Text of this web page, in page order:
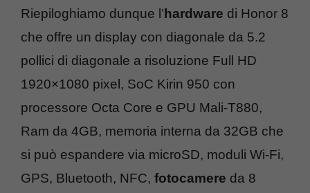
Riepiloghiamo dunque l’hardware di Honor 8
che offre un display con diagonale da 5.2
pollici di diagonale a risoluzione Full HD
1920×1080 pixel, SoC Kirin 950 con
processore Octa Core e GPU Mali-T880,
Ram da 4GB, memoria interna da 32GB che
si può espandere via microSD, moduli Wi-Fi,
GPS, Bluetooth, NFC, fotocamere da 8